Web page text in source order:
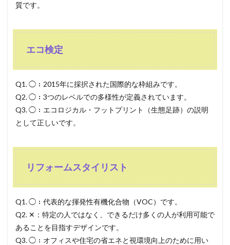
質です。
エコ検定
Q1. ◯：2015年に採択された国際的な枠組みです。
Q2. ◯：3つのレベルでの多様性が定義されています。
Q3. ◯：エコロジカル・フットプリント（生態足跡）の説明
として正しいです。
リフォームスタイリスト
Q1. ◯：代表的な揮発性有機化合物（VOC）です。
Q2. ✕：特定の人ではなく、できるだけ多くの人が利用可能で
あることを目指すデザインです。
Q3. ◯：オフィスや住宅の省エネと視環境向上のために用い